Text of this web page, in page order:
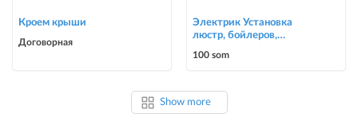
Кроем крыши
Договорная
Электрик Установка
люстр, бойлеров,
0700303090
100 som
Show more